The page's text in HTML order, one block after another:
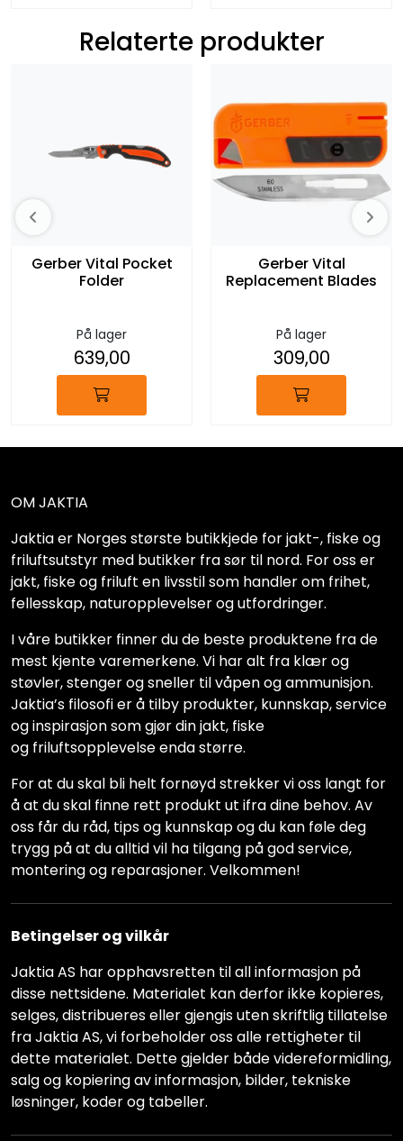
Relaterte produkter
Gerber Vital Pocket
Folder
På lager
639,00
Gerber Vital
Replacement Blades
På lager
309,00
OM JAKTIA
Jaktia er Norges største butikkjede for jakt-, fiske og
friluftsutstyr med butikker fra sør til nord. For oss er
jakt, fiske og friluft en livsstil som handler om frihet,
fellesskap, naturopplevelser og utfordringer.
I våre butikker finner du de beste produktene fra de
mest kjente varemerkene. Vi har alt fra klær og
støvler, stenger og sneller til våpen og ammunisjon.
Jaktia’s filosofi er å tilby produkter, kunnskap, service
og inspirasjon som gjør din jakt, fiske
og friluftsopplevelse enda større.
For at du skal bli helt fornøyd strekker vi oss langt for
å at du skal finne rett produkt ut ifra dine behov. Av
oss får du råd, tips og kunnskap og du kan føle deg
trygg på at du alltid vil ha tilgang på god service,
montering og reparasjoner. Velkommen!
Betingelser og vilkår
Jaktia AS har opphavsretten til all informasjon på
disse nettsidene. Materialet kan derfor ikke kopieres,
selges, distribueres eller gjengis uten skriftlig tillatelse
fra Jaktia AS, vi forbeholder oss alle rettigheter til
dette materialet. Dette gjelder både videreformidling,
salg og kopiering av informasjon, bilder, tekniske
løsninger, koder og tabeller.